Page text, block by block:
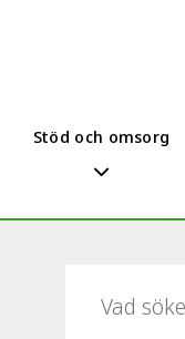
Stöd och omsorg